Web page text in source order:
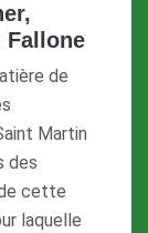
Fallone
de
Martin
des
cette
laquelle